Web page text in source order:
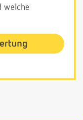
welche